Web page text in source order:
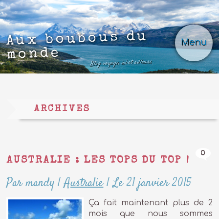
Menu
Aux boubous du
monde
Blog voyage, ici et ailleurs
ARCHIVES
AUSTRALIE : LES TOPS DU TOP !
0
Par mandy |Australie|Le 21 janvier 2015
Ça fait maintenant plus de 2
mois que nous sommes